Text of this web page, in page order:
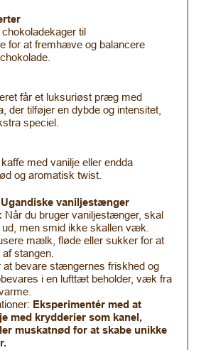
til
for at fremhæve og balancere
får et luksuriøst præg med
der tilføjer en dybde og intensitet,
speciel.
med vanilje eller endda
og aromatisk twist.
vaniljestænger
Når du bruger vaniljestænger, skal
men smid ikke skallen væk.
mælk, fløde eller sukker for at
stangen.
at bevare stængernes friskhed og
i en lufttæt beholder, væk fra
Eksperimentér med at
med krydderier som kanel,
muskatnød for at skabe unikke